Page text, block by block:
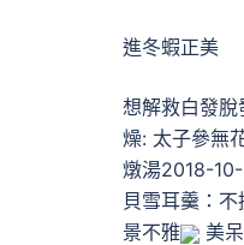
進冬蝦正美
想解救白發
燥: 太子參無
燉湯2018-
貝雪耳羹：
景不雅
美